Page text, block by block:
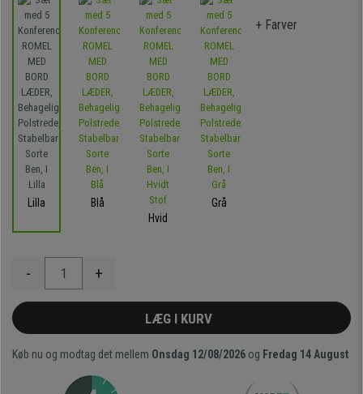
Lilla
Blå
Hvid
Grå
+ Farver
- +
LÆG I KURV
Køb nu og modtag det mellem Onsdag 12/08/2026 og Fredag 14 August